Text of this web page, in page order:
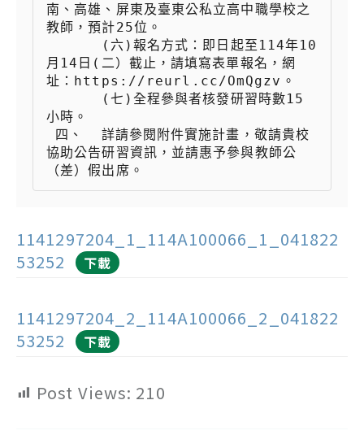
南、高雄、屏東及臺東公私立高中職學校之
教師，預計25位。
月14日(二）截止，請填寫表單報名，網
址：https://reurl.cc/OmQgzv。
小時。
協助公告研習資訊，並請惠予參與教師公
1141297204_1_114A100066_1_041822
53252
下載
1141297204_2_114A100066_2_041822
53252
下載
Post Views: 210